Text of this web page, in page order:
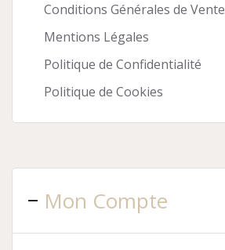
Conditions Générales de Vente
Mentions Légales
Politique de Confidentialité
Politique de Cookies
Mon Compte